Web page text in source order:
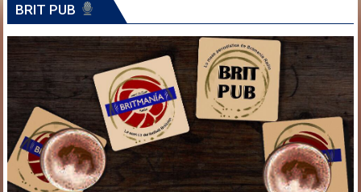
BRIT PUB